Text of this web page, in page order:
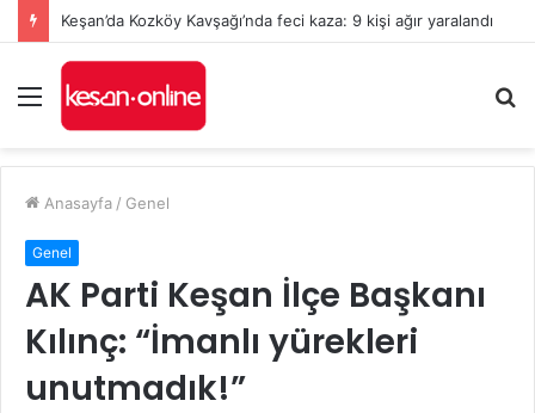
Keşan’da Kozköy Kavşağı’nda feci kaza: 9 kişi ağır yaralandı
Menü
...
Anasayfa / Genel
Genel
AK Parti Keşan İlçe Başkanı
Kılınç: “İmanlı yürekleri
unutmadık!”